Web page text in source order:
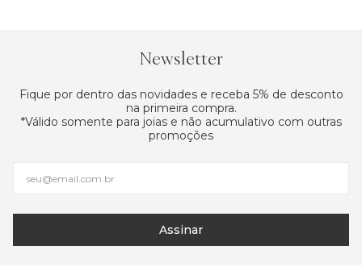
Newsletter
Fique por dentro das novidades e receba 5% de desconto
na primeira compra.
*Válido somente para joias e não acumulativo com outras
promoções
Assinar